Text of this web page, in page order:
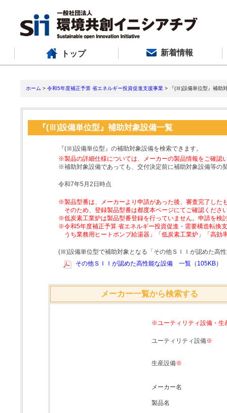
トップ 新着情報
ホーム > 令和5年度補正予算 省エネルギー投資促進支援事業 > 『(Ⅲ)設備単位型』補助
『(Ⅲ)設備単位型』補助対象設備一覧
『(Ⅲ)設備単位型』の補助対象設備を検索できます。
※製品の詳細仕様については、メーカーの製品情報をご確認
※補助対象設備であっても、交付決定前に補助対象設備等の
令和7年5月2日時点
※製品型番は、メーカーより申請があった後、審査完了した
そのため、登録製品型番は都度本ページにてご確認くださ
※低炭素工業炉は製品型番登録を行っていません。申請を検
※令和5年度補正予算 省エネルギー投資促進・需要構造転換
うち業務用ヒートポンプ給湯器」「低炭素工業炉」「高
(Ⅲ)設備単位型で補助対象となる「その他ＳＩＩが認めた高
その他ＳＩＩが認めた高性能な設備 一覧（105KB）
メーカー一覧から検索する
※ユーティリティ設備・生
ユーティリティ設備※
生産設備※
メーカー名
製品名